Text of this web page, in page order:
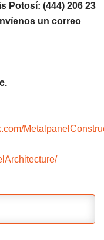
Potosí: (444) 206 23
un correo